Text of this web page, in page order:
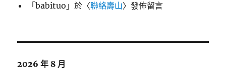
「babituo 」於〈聯絡壽山〉發佈留言
2026 年 8 月